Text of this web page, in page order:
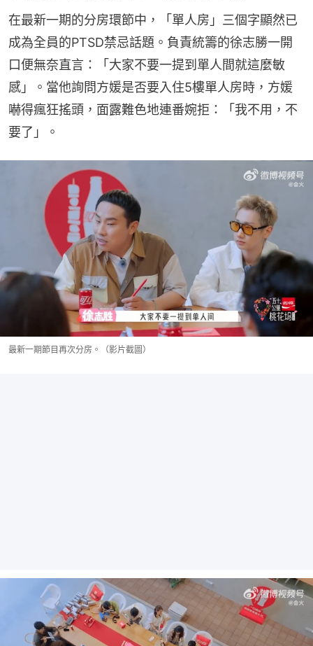
在最新一期的分房環節中，「單人房」三個字顯然已
成為全員的PTSD禁忌話題。負責統籌的徐志勝一開
口便無奈直言：「大家不要一提到單人間就這麼敏
感」。當他詢問方媛是否要入住5樓單人房時，方媛
嚇得瘋狂搖頭，面露難色地連番婉拒：「我不用，不
要了」。
最新一期節目再次分房。（影片截圖）